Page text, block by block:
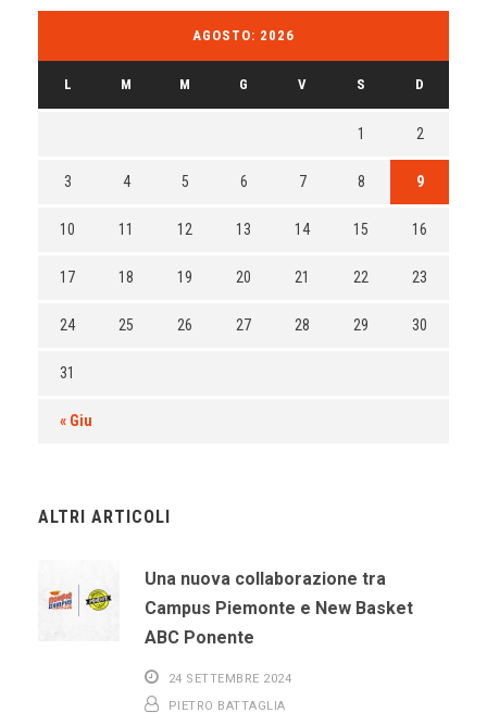
AGOSTO: 2026
L M M G V S D
« Giu
1 2
3 4 5 6 7 8 9
10 11 12 13 14 15 16
17 18 19 20 21 22 23
24 25 26 27 28 29 30
31
ALTRI ARTICOLI
Una nuova collaborazione tra
Campus Piemonte e New Basket
ABC Ponente
24 SETTEMBRE 2024
PIETRO BATTAGLIA